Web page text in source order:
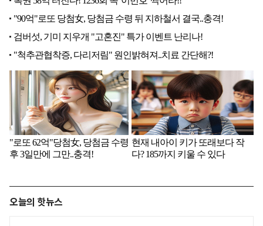
오늘의 핫뉴스